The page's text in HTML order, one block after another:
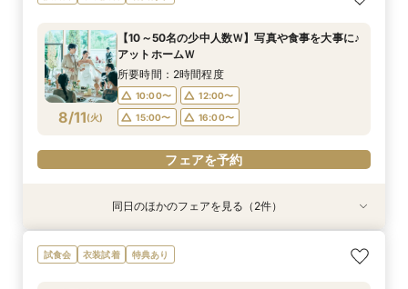
8/10(月)
神殿見学×和装試着＆人気食べ比べ試食
11:30〜
フェアを予約
8/10(月)
試食×30,000円GIFT付相談会
10:00〜
12:00〜
15:00〜
16:00〜
8/11(火)
【10～50名の少中人数Ｗ】写真や食事を大事に♪
アットホームＷ
所要時間：2時間程度
10:00〜
12:00〜
15:00〜
16:00〜
フェアを予約
衣装試着 特典あり
＼神前式をご検討のお二人へ／各神社式＆リアン
神殿見学×和装試着＆人気食べ比べ試食
衣装試着 特典あり
人気No,1 ＼初めて見学がおトク★／豪華コース
試食×30,000円GIFT付相談会
同日のほかのフェアを見る（2件）
試食会 衣装試着 特典あり